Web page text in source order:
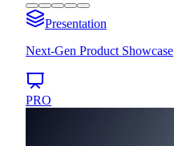
Presentation
Next-Gen Product Showcase
PRO